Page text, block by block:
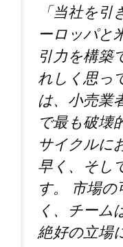
「当社を
ーロッパと
引力を構築
れしく思っ
は、小売業
で最も破壊
サイクルに
早く、そし
す。 市場
く、チーム
絶好の立場